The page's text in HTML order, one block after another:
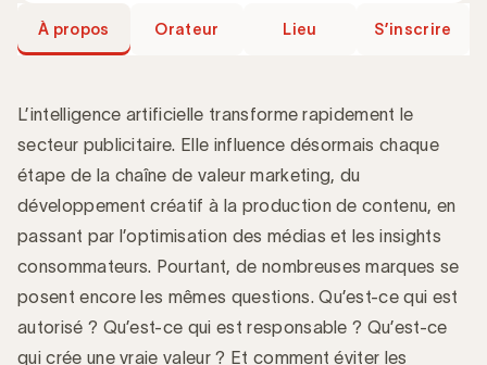
À propos Orateur Lieu S’inscrire
Introduction
L’intelligence artificielle transforme rapidement le
secteur publicitaire. Elle influence désormais chaque
étape de la chaîne de valeur marketing, du
développement créatif à la production de contenu, en
passant par l’optimisation des médias et les insights
consommateurs. Pourtant, de nombreuses marques se
posent encore les mêmes questions. Qu’est-ce qui est
autorisé ? Qu’est-ce qui est responsable ? Qu’est-ce
qui crée une vraie valeur ? Et comment éviter les